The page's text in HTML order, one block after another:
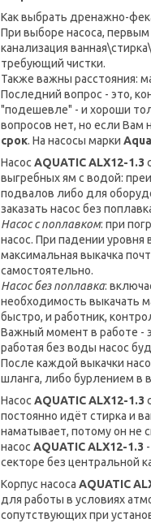
Как выбрать дренажно-
При выборе насоса,
канализация
требующий чистки.
Также важны расстояния:
Последний вопрос - это,
"подешевле" - и хороши
вопросов нет, но если Вам
срок. На насосы марки
Насос AQUATICALX12-1.3
выгребных ям с водой:
подвалов либо для
заказать насос без
Насос с поплавком: при
насос. При падении уровня
максимальная выкачка
самостоятельно.
Насос без поплавка:
необходимость выкачать
быстро, и работник,
Важный момент в работе -
работая без воды насос
После каждой выкачки
шланга, либо бурлением в
Насос AQUATICALX12-1.3
постоянно идёт стирка и
наматывает, потому он не
насос AQUATICALX12-1.3
секторе без центральной
Корпус насоса AQUATIC
для работы в условиях
сопутствующих при